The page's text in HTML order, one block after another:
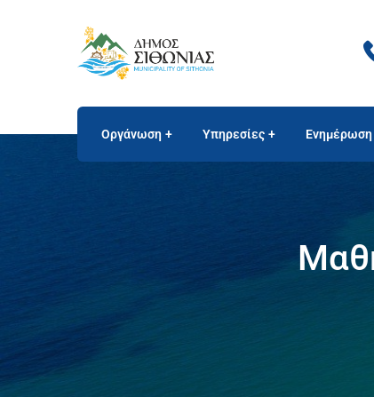
Οργάνωση Υπηρεσίες